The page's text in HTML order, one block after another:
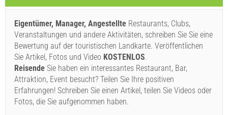
Samstag,
08.08.26 33°C leichter Regen
Sonntag,
09.08.26 33°C
Montag,
10.08.26 32°C klarer Himmel
Ivan Nane (Holiday-Link.Com)
Put Puntinka
Muss besuchen(/) Besuchen(/) Auslassen(/)
AUF DER KARTE ANZEIGEN
Eigentümer, Manager, Angestellte Restaurants, Clubs,
Veranstaltungen und andere Aktivitäten, schreiben Sie Sie eine
Bewertung auf der touristischen Landkarte. Veröffentlichen
Sie Artikel, Fotos und Video KOSTENLOS.
Reisende Sie haben ein interessantes Restaurant, Bar,
Attraktion, Event besucht? Teilen Sie Ihre positiven
Erfahrungen! Schreiben Sie einen Artikel, teilen Sie Videos oder
Fotos, die Sie aufgenommen haben.